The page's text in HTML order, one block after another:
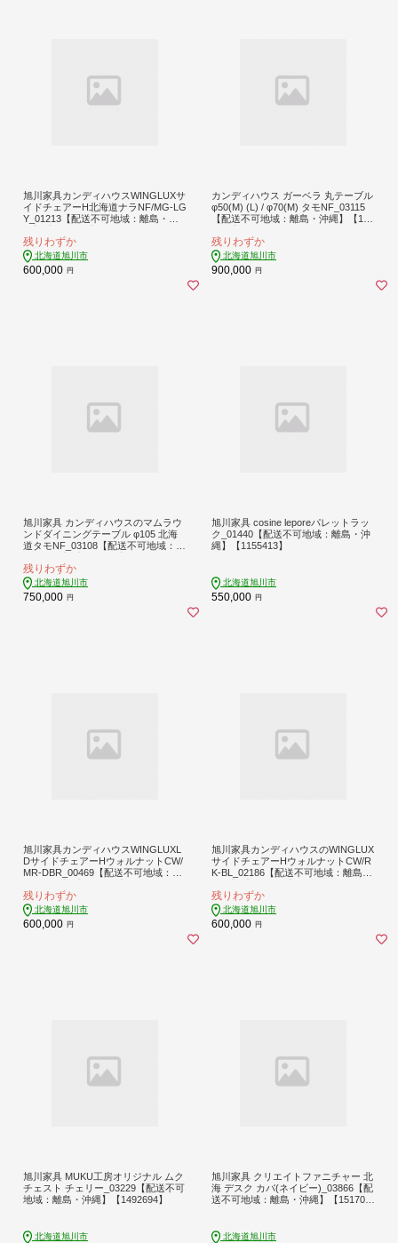
旭川家具カンディハウスWINGLUXサ
イドチェアーH北海道ナラNF/MG-LG
Y_01213【配送不可地域：離島・沖
残りわずか
北海道旭川市
600,000 円
カンディハウス ガーベラ 丸テーブル
φ50(M) (L) / φ70(M) タモNF_03115
【配送不可地域：離島・沖縄】【150
残りわずか
北海道旭川市
900,000 円
旭川家具 カンディハウスのマムラウ
ンドダイニングテーブル φ105 北海
道タモNF_03108【配送不可地域：離
残りわずか
北海道旭川市
750,000 円
旭川家具 cosine leporeパレットラッ
ク_01440【配送不可地域：離島・沖
縄】【1155413】
北海道旭川市
550,000 円
旭川家具カンディハウスWINGLUXL
DサイドチェアーHウォルナットCW/
MR-DBR_00469【配送不可地域：離
残りわずか
北海道旭川市
600,000 円
旭川家具カンディハウスのWINGLUX
サイドチェアーHウォルナットCW/R
K-BL_02186【配送不可地域：離島・
残りわずか
北海道旭川市
600,000 円
旭川家具 MUKU工房オリジナル ムク
チェスト チェリー_03229【配送不可
地域：離島・沖縄】【1492694】
北海道旭川市
旭川家具 クリエイトファニチャー 北
海 デスク カバ(ネイビー)_03866【配
送不可地域：離島・沖縄】【151709
北海道旭川市